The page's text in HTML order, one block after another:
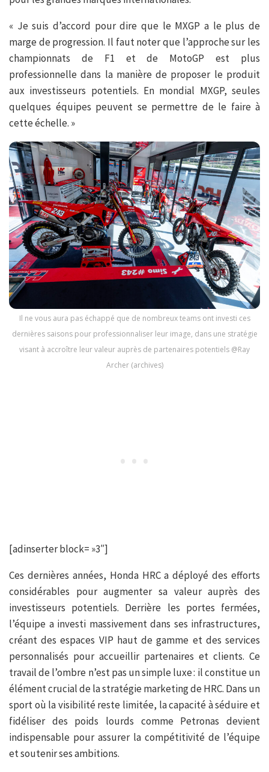
« Je suis d’accord pour dire que le MXGP a le plus de
marge de progression. Il faut noter que l’approche sur les
championnats de F1 et de MotoGP est plus
professionnelle dans la manière de proposer le produit
aux investisseurs potentiels. En mondial MXGP, seules
quelques équipes peuvent se permettre de le faire à
cette échelle. »
Il ne vous aura pas échappé que de nombreux teams ont investi ces
dernières saisons pour professionnaliser leur image, dans une stratégie
visant à accroître leur valeur auprès de partenaires potentiels @Ray
Archer (archives)
[adinserter block= »3″]
Ces dernières années, Honda HRC a déployé des efforts
considérables pour augmenter sa valeur auprès des
investisseurs potentiels. Derrière les portes fermées,
l’équipe a investi massivement dans ses infrastructures,
créant des espaces VIP haut de gamme et des services
personnalisés pour accueillir partenaires et clients. Ce
travail de l’ombre n’est pas un simple luxe : il constitue un
élément crucial de la stratégie marketing de HRC. Dans un
sport où la visibilité reste limitée, la capacité à séduire et
fidéliser des poids lourds comme Petronas devient
indispensable pour assurer la compétitivité de l’équipe
et soutenir ses ambitions.